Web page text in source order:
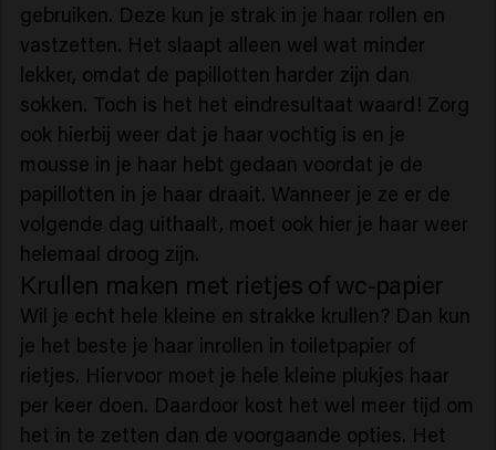
gebruiken. Deze kun je strak in je haar rollen en
vastzetten. Het slaapt alleen wel wat minder
lekker, omdat de papillotten harder zijn dan
sokken. Toch is het het eindresultaat waard! Zorg
ook hierbij weer dat je haar vochtig is en je
mousse in je haar hebt gedaan voordat je de
papillotten in je haar draait. Wanneer je ze er de
volgende dag uithaalt, moet ook hier je haar weer
helemaal droog zijn.
Krullen maken met rietjes of wc-papier
Wil je echt hele kleine en strakke krullen? Dan kun
je het beste je haar inrollen in toiletpapier of
rietjes. Hiervoor moet je hele kleine plukjes haar
per keer doen. Daardoor kost het wel meer tijd om
het in te zetten dan de voorgaande opties. Het